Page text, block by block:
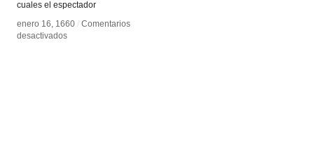
cuales el espectador
enero 16, 1660 / Comentarios
desactivadosen
enero 16, 1660 / Comentarios
desactivadosen